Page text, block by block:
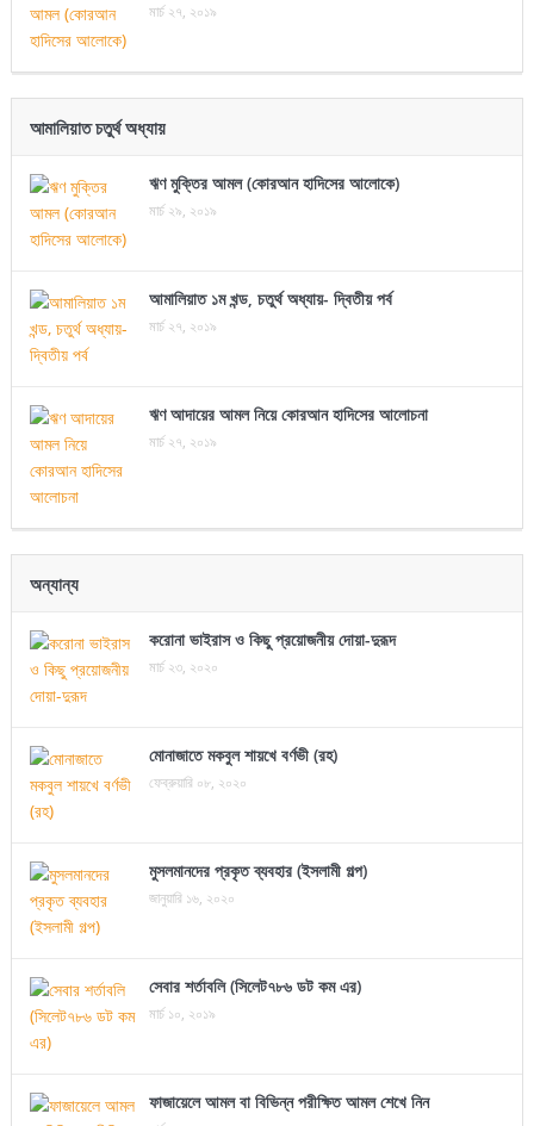
মার্চ ২৭, ২০১৯
আমালিয়াত চতুর্থ অধ্যায়
ঋণ মুক্তির আমল (কোরআন হাদিসের আলোকে)
মার্চ ২৯, ২০১৯
আমালিয়াত ১ম খন্ড, চতুর্থ অধ্যায়- দ্বিতীয় পর্ব
মার্চ ২৭, ২০১৯
ঋণ আদায়ের আমল নিয়ে কোরআন হাদিসের আলোচনা
মার্চ ২৭, ২০১৯
অন্যান্য
করোনা ভাইরাস ও কিছু প্রয়োজনীয় দোয়া-দুরূদ
মার্চ ২৩, ২০২০
মোনাজাতে মকবুল শায়খে বর্ণভী (রহ)
ফেব্রুয়ারি ০৮, ২০২০
মুসলমানদের প্রকৃত ব্যবহার (ইসলামী গল্প)
জানুয়ারি ১৬, ২০২০
সেবার শর্তাবলি (সিলেট৭৮৬ ডট কম এর)
মার্চ ১০, ২০১৯
ফাজায়েলে আমল বা বিভিন্ন পরীক্ষিত আমল শেখে নিন